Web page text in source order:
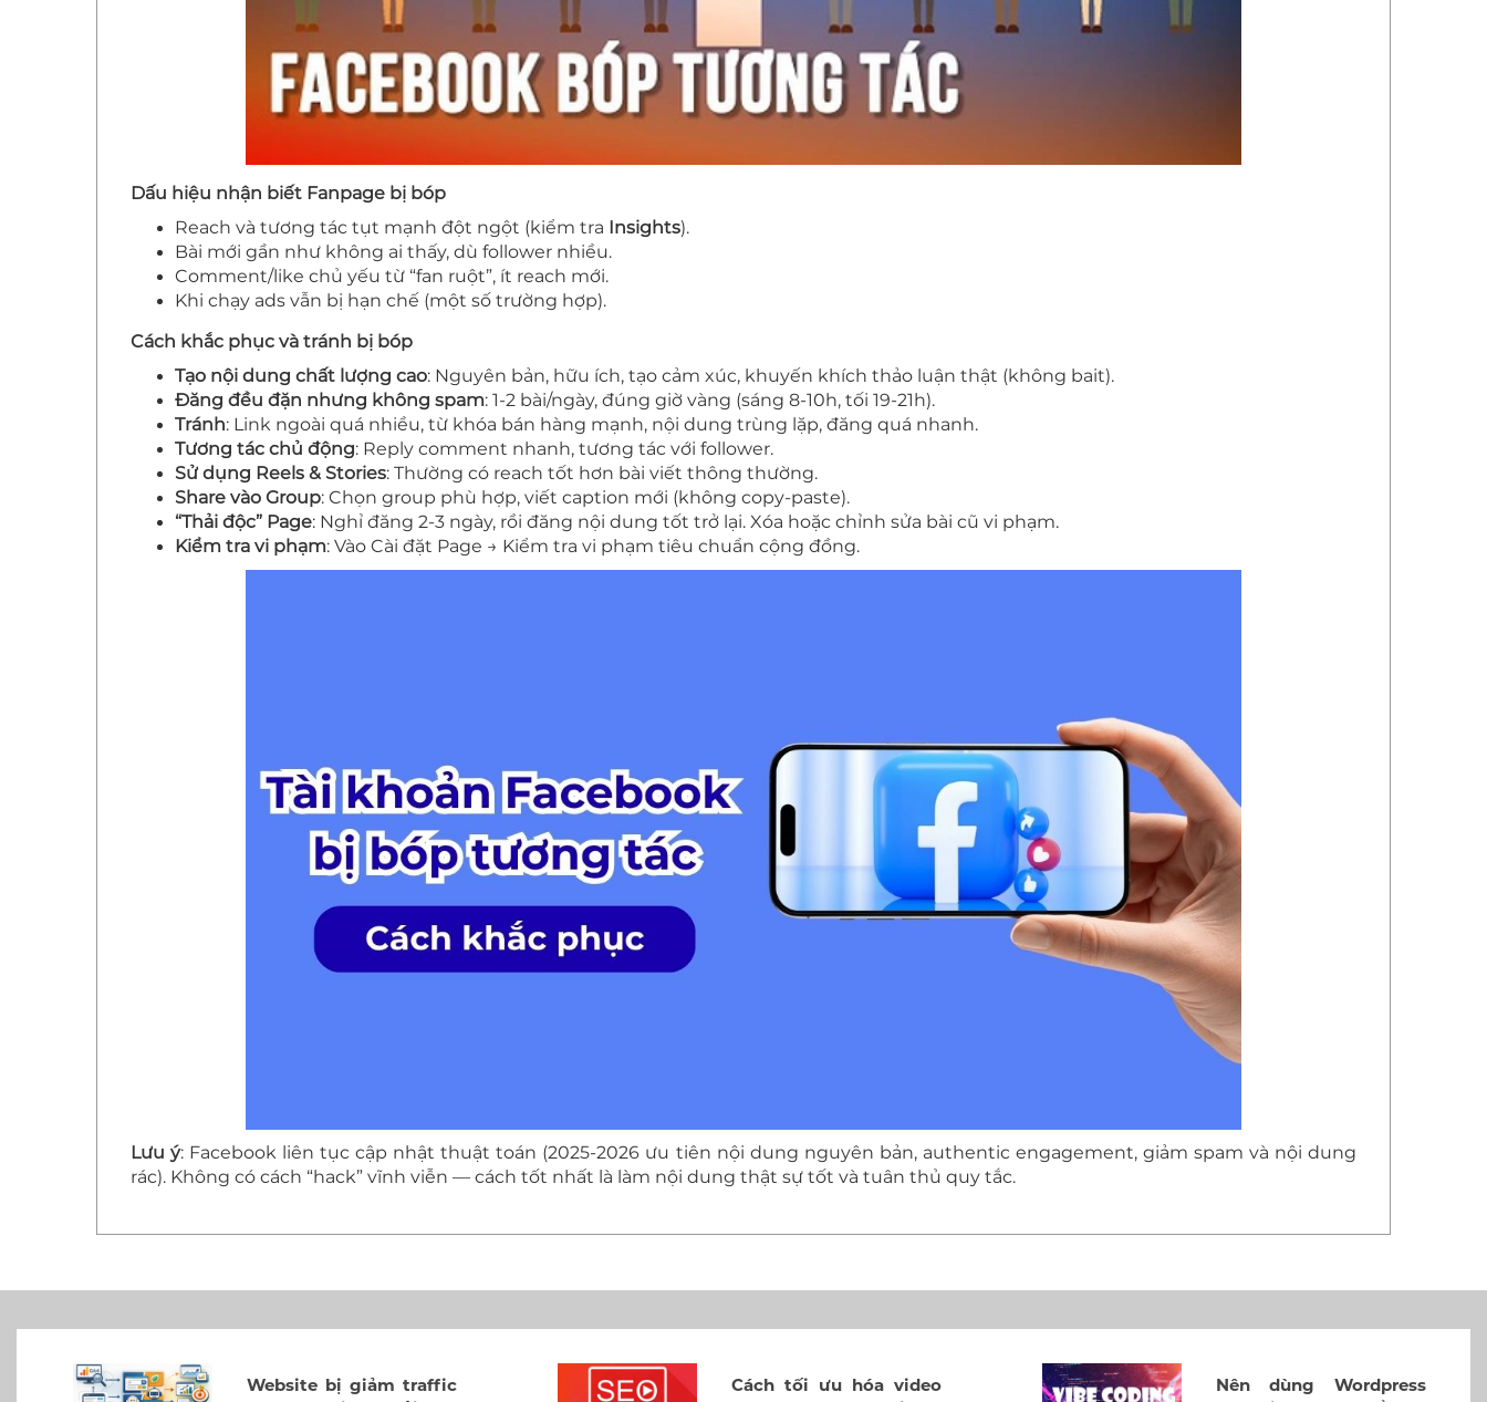
Dấu hiệu nhận biết Fanpage bị bóp
Reach và tương tác tụt mạnh đột ngột (kiểm tra Insights).
Bài mới gần như không ai thấy, dù follower nhiều.
Comment/like chủ yếu từ “fan ruột”, ít reach mới.
Khi chạy ads vẫn bị hạn chế (một số trường hợp).
Cách khắc phục và tránh bị bóp
Tạo nội dung chất lượng cao: Nguyên bản, hữu ích, tạo cảm xúc, khuyến khích thảo luận thật (không bait).
Đăng đều đặn nhưng không spam: 1-2 bài/ngày, đúng giờ vàng (sáng 8-10h, tối 19-21h).
Tránh: Link ngoài quá nhiều, từ khóa bán hàng mạnh, nội dung trùng lặp, đăng quá nhanh.
Tương tác chủ động: Reply comment nhanh, tương tác với follower.
Sử dụng Reels & Stories: Thường có reach tốt hơn bài viết thông thường.
Share vào Group: Chọn group phù hợp, viết caption mới (không copy-paste).
“Thải độc” Page: Nghỉ đăng 2-3 ngày, rồi đăng nội dung tốt trở lại. Xóa hoặc chỉnh sửa bài cũ vi phạm.
Kiểm tra vi phạm: Vào Cài đặt Page → Kiểm tra vi phạm tiêu chuẩn cộng đồng.
Lưu ý: Facebook liên tục cập nhật thuật toán (2025-2026 ưu tiên nội dung nguyên bản, authentic engagement, giảm spam và nội dung
rác). Không có cách “hack” vĩnh viễn — cách tốt nhất là làm nội dung thật sự tốt và tuân thủ quy tắc.
Website bị giảm traffic
Cách tối ưu hóa video
Nên dùng Wordpress